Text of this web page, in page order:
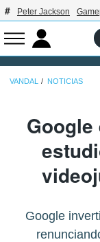
Peter Jackson
VANDAL NOTICIAS
Google